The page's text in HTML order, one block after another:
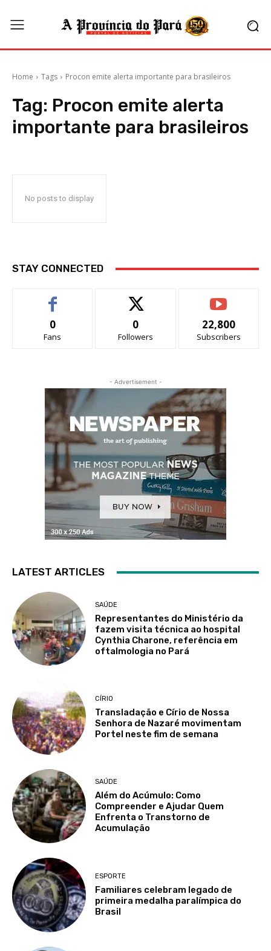
Home Tags Procon emite alerta importante para brasileiros
Tag: Procon emite alerta
importante para brasileiros
No posts to display
STAY CONNECTED
0
Fans
0
Followers
22,800
Subscribers
- Advertisement -
LATEST ARTICLES
SAÚDE
Representantes do Ministério da
fazem visita técnica ao hospital
Cynthia Charone, referência em
oftalmologia no Pará
CÍRIO
Transladação e Círio de Nossa
Senhora de Nazaré movimentam
Portel neste fim de semana
SAÚDE
Além do Acúmulo: Como
Compreender e Ajudar Quem
Enfrenta o Transtorno de
Acumulação
ESPORTE
Familiares celebram legado de
primeira medalha paralímpica do
Brasil